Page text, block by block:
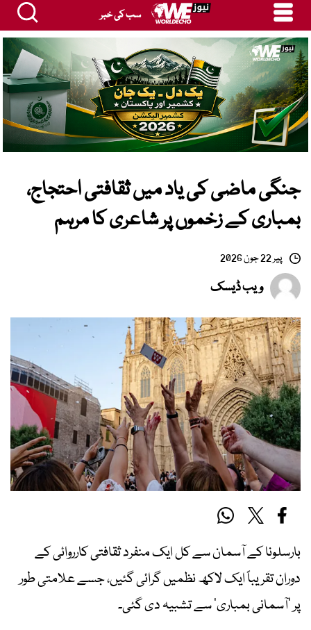
سب کی خبر
جنگی ماضی کی یاد میں ثقافتی احتجاج،
بمباری کے زخموں پر شاعری کا مرہم
پیر 22 جون 2026
ویب ڈیسک
بارسلونا کے آسمان سے کل ایک منفرد ثقافتی کارروائی کے
دوران تقریباً ایک لاکھ نظمیں گرائی گئیں، جسے علامتی طور
پر ’آسمانی بمباری‘ سے تشبیہ دی گئی۔